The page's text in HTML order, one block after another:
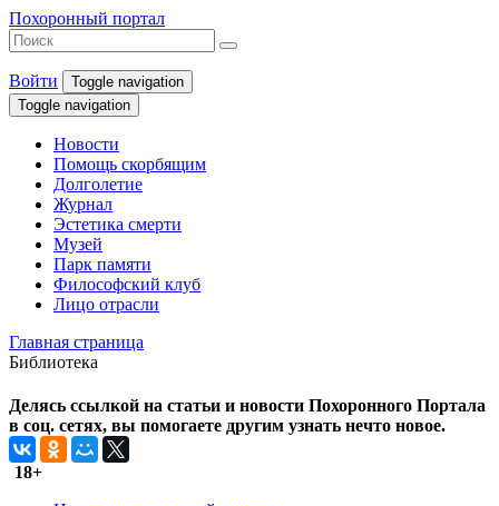
Похоронный портал
Войти
Toggle navigation
Toggle navigation
Новости
Помощь скорбящим
Долголетие
Журнал
Эстетика смерти
Музей
Парк памяти
Философский клуб
Лицо отрасли
Главная страница
Библиотека
Делясь ссылкой на статьи и новости Похоронного Портала
в соц. сетях, вы помогаете другим узнать нечто новое.
18+